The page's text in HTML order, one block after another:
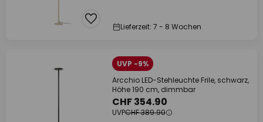
Lieferzeit: 7 - 8 Wochen
UVP -9%
Arcchio LED-Stehleuchte Frile, schwarz,
Höhe 190 cm, dimmbar
CHF 354.90
UVPCHF 389.90